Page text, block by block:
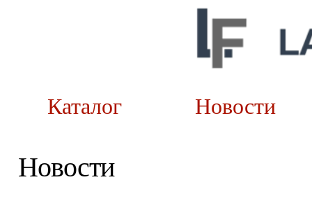
Каталог
Новости